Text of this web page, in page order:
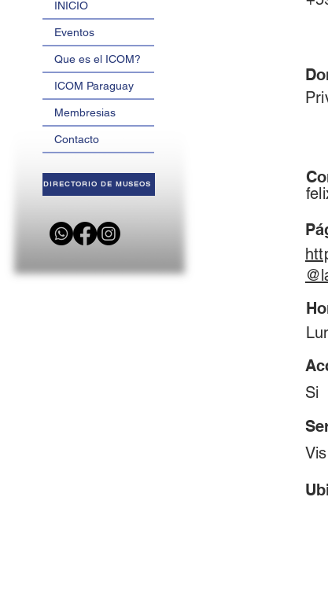
INICIO
Eventos
Que es el ICOM?
ICOM Paraguay
Membresias
Contacto
DIRECTORIO DE MUSEOS
Si